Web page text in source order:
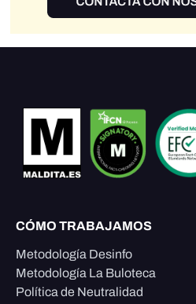
CÓMO TRABAJAMOS
Metodología Desinfo
Metodología La Buloteca
Política de Neutralidad